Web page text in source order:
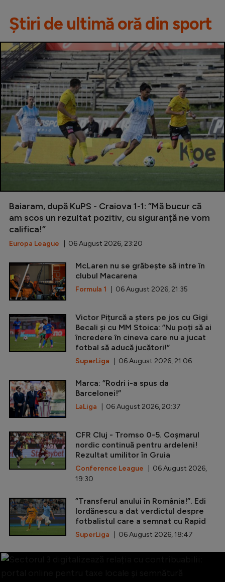
Știri de ultimă oră din sport
Baiaram, după KuPS - Craiova 1-1: ”Mă bucur că
am scos un rezultat pozitiv, cu siguranță ne vom
califica!”
Europa League | 06 August 2026, 23:20
McLaren nu se grăbește să intre în
clubul Macarena
Formula 1 | 06 August 2026, 21:35
Victor Pițurcă a șters pe jos cu Gigi
Becali și cu MM Stoica: ”Nu poți să ai
încredere în cineva care nu a jucat
fotbal să aducă jucători!”
SuperLiga | 06 August 2026, 21:06
Marca: ”Rodri i-a spus da
Barcelonei!”
LaLiga | 06 August 2026, 20:37
CFR Cluj - Tromso 0-5. Coșmarul
nordic continuă pentru ardeleni!
Rezultat umilitor în Gruia
Conference League | 06 August 2026,
19:30
”Transferul anului în România!”. Edi
Iordănescu a dat verdictul despre
fotbalistul care a semnat cu Rapid
SuperLiga | 06 August 2026, 18:47